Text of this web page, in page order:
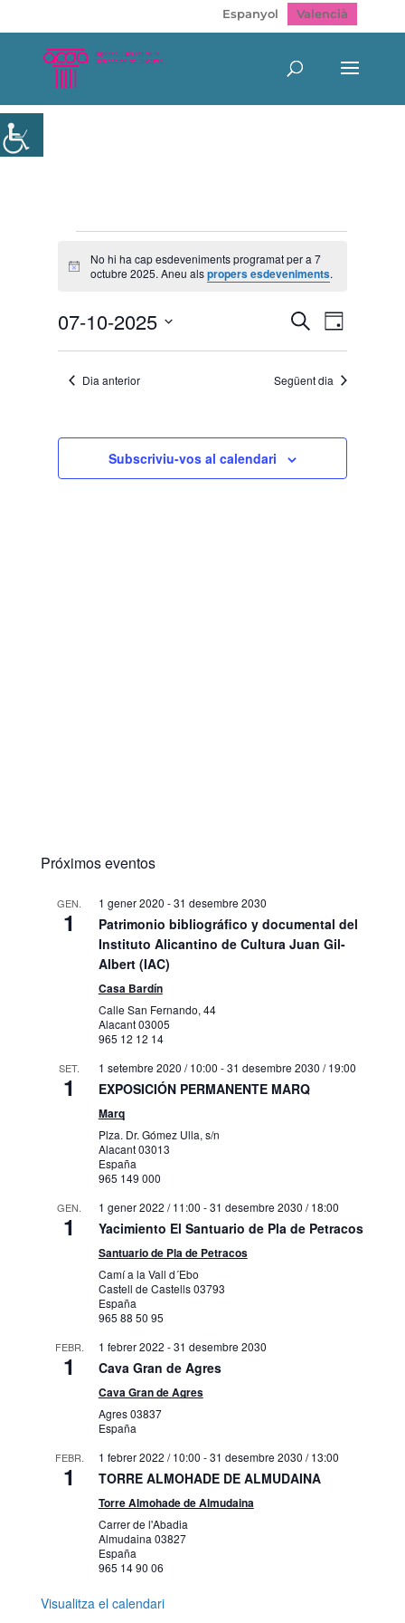
Espanyol Valencià
del
octubre
2025
Avís
No hi ha cap esdeveniments programat per a 7
octubre 2025. Aneu alspropers esdeveniments.
Navegació
visual
i
cerca
Cerca
de
Dia
07-10-2025
data.Dia anterior Següent dia
Subscriviu-vos al calendari
Próximos eventos
GEN.
1
1 gener 2020 -31 desembre 2030
Patrimonio bibliográfico y documental del
Instituto Alicantino de Cultura Juan Gil-
Albert (IAC)
Casa Bardín
Calle San Fernando, 44
Alacant03005
965 12 12 14
SET.
1
1 setembre 2020 / 10:00 -31 desembre 2030 / 19:00
EXPOSICIÓN PERMANENTE MARQ
Marq
Plza. Dr. Gómez Ulla, s/n
Alacant03013
España
965 149 000
GEN.
1
1 gener 2022 / 11:00 -31 desembre 2030 / 18:00
Yacimiento El Santuario de Pla de Petracos
Santuario de Pla de Petracos
Camí a la Vall d´Ebo
Castell de Castells03793
España
965 88 50 95
FEBR.
1
1 febrer 2022 -31 desembre 2030
Cava Gran de Agres
Cava Gran de Agres
Agres03837
España
FEBR.
1
1 febrer 2022 / 10:00 -31 desembre 2030 / 13:00
TORRE ALMOHADE DE ALMUDAINA
Torre Almohade de Almudaina
Carrer de l'Abadia
Almudaina 03827
España
965 14 90 06
Visualitza el calendari